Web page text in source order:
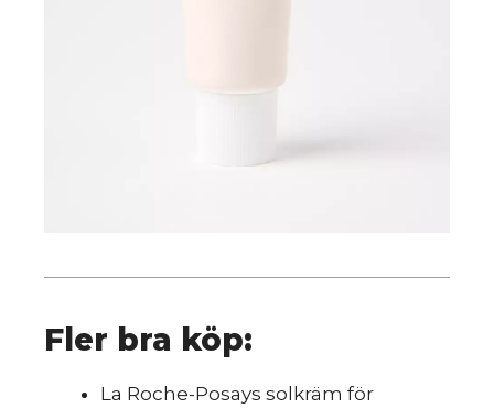
Fler bra köp:
La Roche-Posays solkräm för